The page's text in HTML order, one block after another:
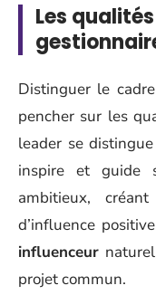
Les
Distinguer le
pencher sur les
leader se
inspire et guide
ambitieux,
d’influence
influenceur
projet commun.